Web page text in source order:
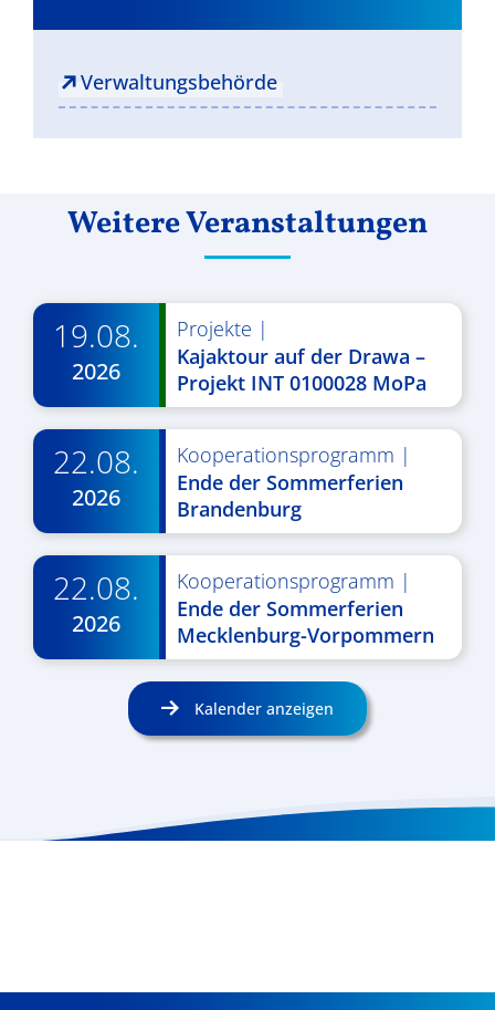
Verwaltungsbehörde
Weitere Veranstaltungen
19.08.
2026
Projekte |
Kajaktour auf der Drawa –
Projekt INT 0100028 MoPa
22.08.
2026
Kooperationsprogramm |
Ende der Sommerferien
Brandenburg
22.08.
2026
Kooperationsprogramm |
Ende der Sommerferien
Mecklenburg-Vorpommern
Kalender anzeigen